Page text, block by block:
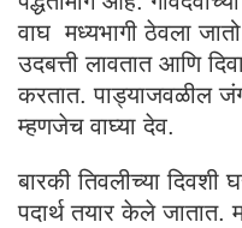
वाघ मध्यभागी ठेवला
उदबत्ती लावतात आणि
करतात. पाड्याजवळील
म्हणजेच वाघ्या देव.
बारकी तिवलीच्या दिवशी
पदार्थ तयार केले जातात.